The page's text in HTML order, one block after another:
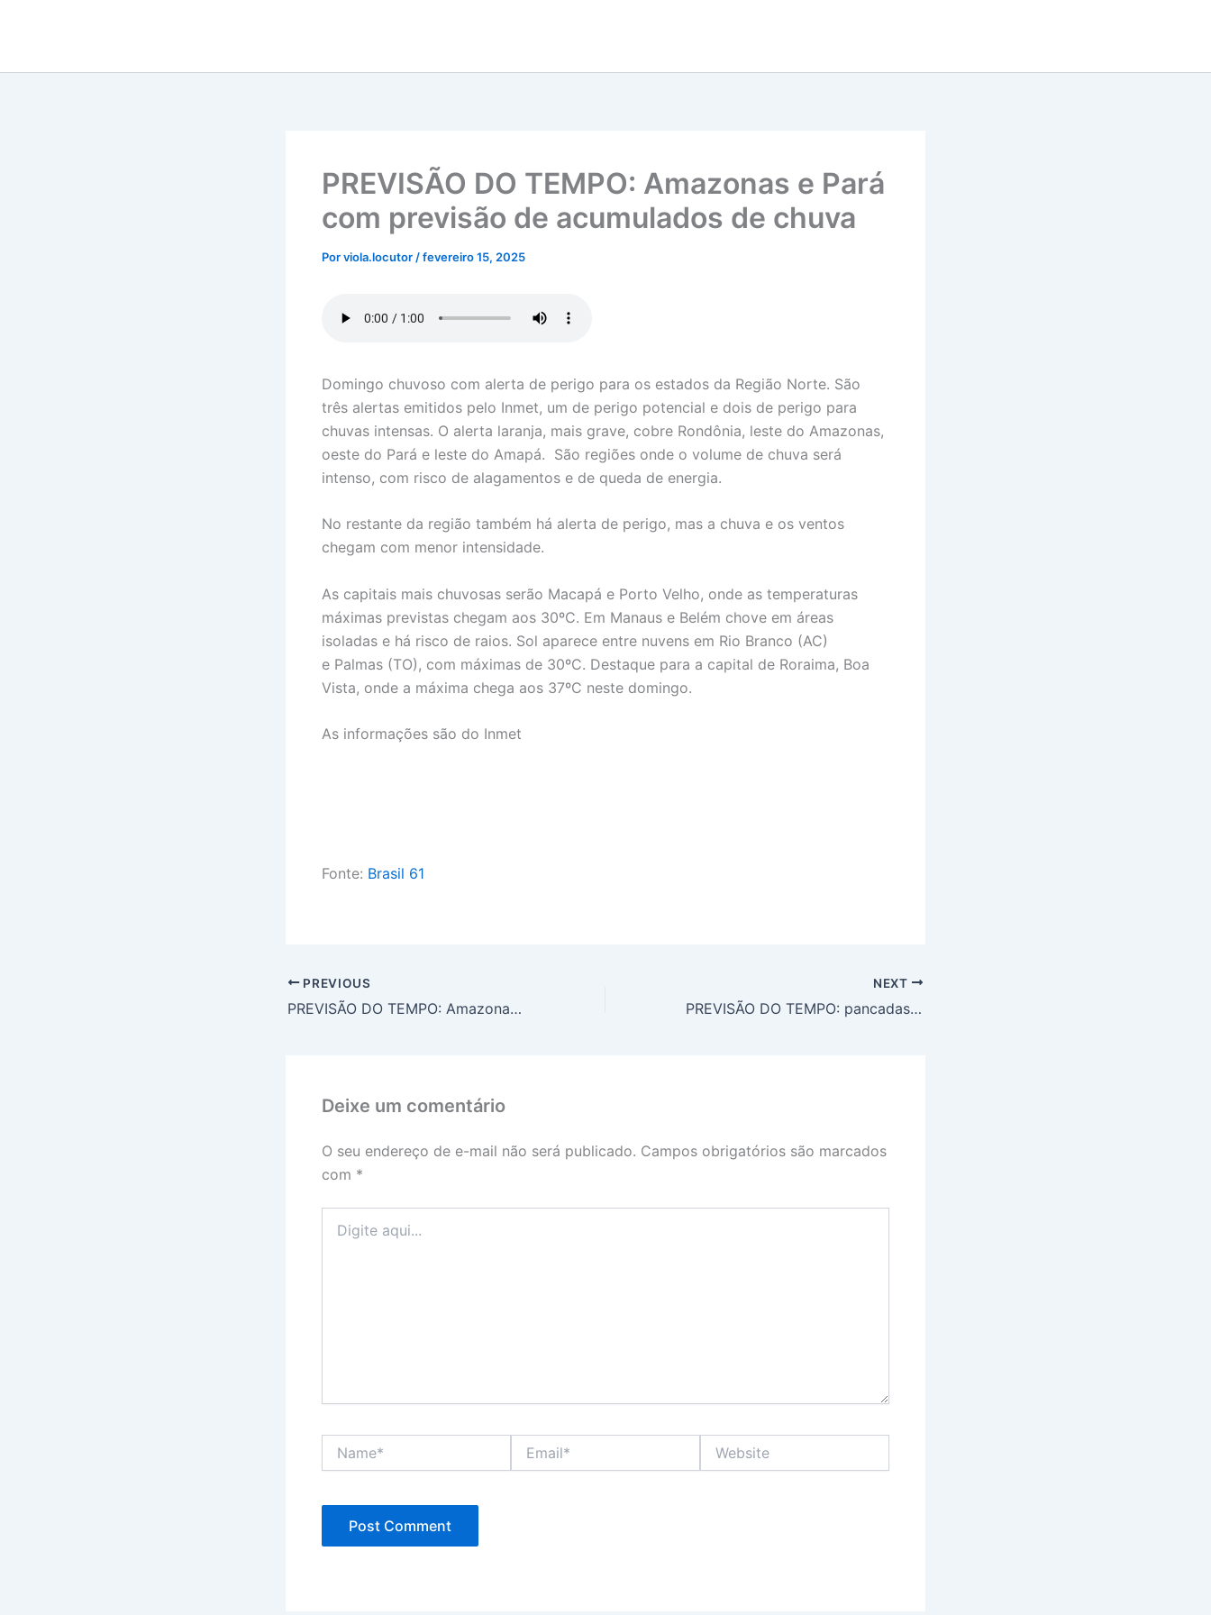
PREVISÃO DO TEMPO: Amazonas e Pará
com previsão de acumulados de chuva
Porviola.locutor /fevereiro 15, 2025
Domingo chuvoso com alerta de perigo para os estados da Região Norte. São
três alertas emitidos pelo Inmet, um de perigo potencial e dois de perigo para
chuvas intensas. O alerta laranja, mais grave, cobre Rondônia, leste do Amazonas,
oeste do Pará e leste do Amapá. São regiões onde o volume de chuva será
intenso, com risco de alagamentos e de queda de energia.
No restante da região também há alerta de perigo, mas a chuva e os ventos
chegam com menor intensidade.
As capitais mais chuvosas serão Macapá e Porto Velho, onde as temperaturas
máximas previstas chegam aos 30ºC. Em Manaus e Belém chove em áreas
isoladas e há risco de raios. Sol aparece entre nuvens em Rio Branco (AC)
e Palmas (TO), com máximas de 30ºC. Destaque para a capital de Roraima, Boa
Vista, onde a máxima chega aos 37ºC neste domingo.
As informações são do Inmet
Fonte: Brasil 61
PREVIOUS
PREVISÃO DO TEMPO: Amazonas e Pará com previsão de acumulados de chuva
NEXT
PREVISÃO DO TEMPO: pancadas de chuva no litoral nordestino; calor extremo no interior
Deixe um comentário
O seu endereço de e-mail não será publicado. Campos obrigatórios são marcados
com *
aqui...